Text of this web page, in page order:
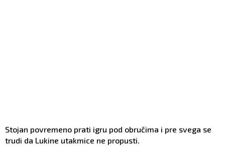
Stojan povremeno prati igru pod obručima i pre svega se
trudi da Lukine utakmice ne propusti.